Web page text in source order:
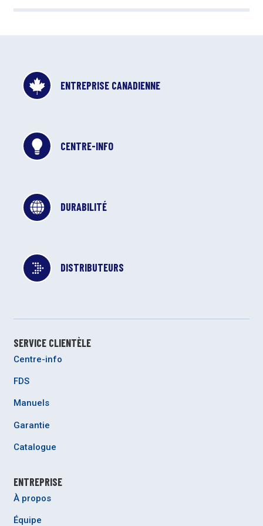
ENTREPRISE CANADIENNE
CENTRE-INFO
DURABILITÉ
DISTRIBUTEURS
SERVICE CLIENTÈLE
Centre-info
FDS
Manuels
Garantie
Catalogue
ENTREPRISE
À propos
Équipe